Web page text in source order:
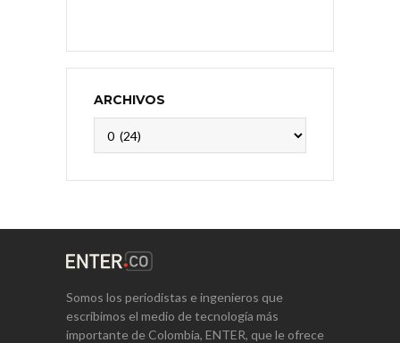
ARCHIVOS
Somos los periodistas e ingenieros que
escribimos el medio de tecnología más
importante de Colombia, ENTER, que le ofrece